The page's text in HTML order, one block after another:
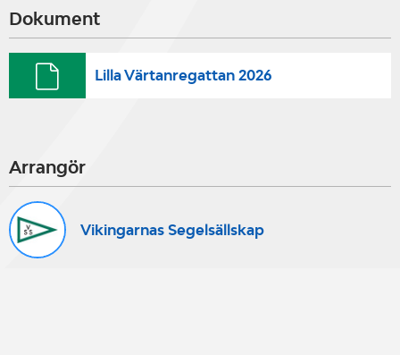
och förberedelse till Stockholm
Cup.
Lördag 29 augusti
10.00 – Samling riggade och
påklädda
10.30 – Träning
Dokument
Lilla Värtanregattan 2026
Arrangör
Vikingarnas Segelsällskap